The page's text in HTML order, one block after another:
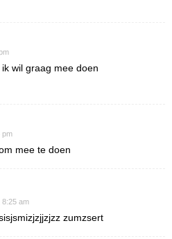
wil graag mee doen
pm
mee te doen
8:25 am
zumzsert